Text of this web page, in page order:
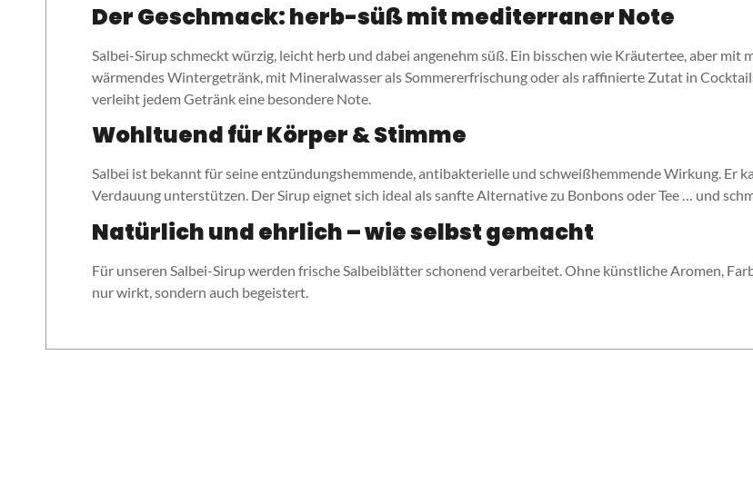
Der Geschmack: herb-süß mit mediterraner Note
Salbei-Sirup schmeckt würzig, leicht herb und dabei angenehm süß. Ein bisschen wie Kräutertee, aber mit
wärmendes Wintergetränk, mit Mineralwasser als Sommererfrischung oder als raffinierte Zutat in
verleiht jedem Getränk eine besondere Note.
Wohltuend für Körper & Stimme
Salbei ist bekannt für seine entzündungshemmende, antibakterielle und schweißhemmende Wirkung. Er
Verdauung unterstützen. Der Sirup eignet sich ideal als sanfte Alternative zu Bonbons oder Tee … und
Natürlich und ehrlich – wie selbst gemacht
Für unseren Salbei-Sirup werden frische Salbeiblätter schonend verarbeitet. Ohne künstliche Aromen,
nur wirkt, sondern auch begeistert.